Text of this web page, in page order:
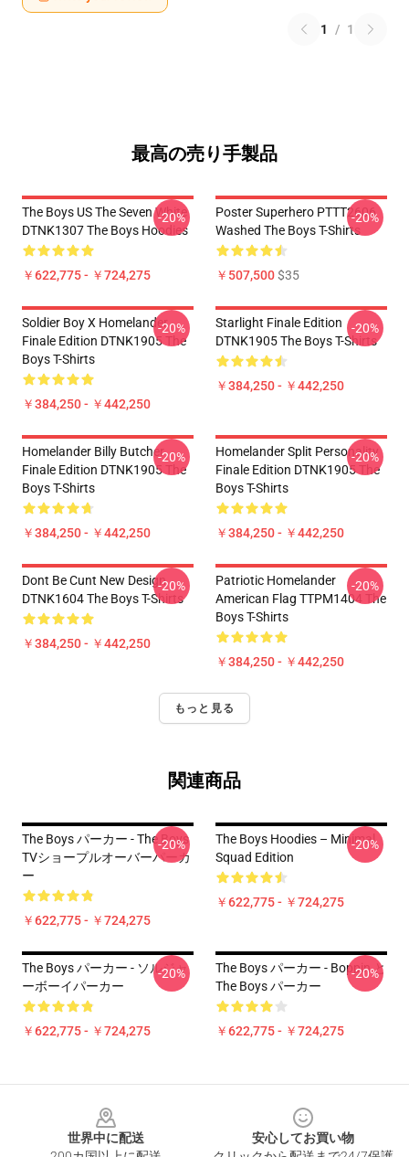
1 / 1
最高の売り手製品
The Boys US The Seven White
DTNK1307 The Boys Hoodies
￥622,775 - ￥724,275
-20%
Poster Superhero PTTT2606
Washed The Boys T-Shirts
￥507,500$35
-20%
Soldier Boy X Homelander
Finale Edition DTNK1905 The
Boys T-Shirts
￥384,250 - ￥442,250
-20%
Starlight Finale Edition
DTNK1905 The Boys T-Shirts
￥384,250 - ￥442,250
-20%
Homelander Billy Butcher
Finale Edition DTNK1905 The
Boys T-Shirts
￥384,250 - ￥442,250
-20%
Homelander Split Personality
Finale Edition DTNK1905 The
Boys T-Shirts
￥384,250 - ￥442,250
-20%
Dont Be Cunt New Design
DTNK1604 The Boys T-Shirts
￥384,250 - ￥442,250
-20%
Patriotic Homelander
American Flag TTPM1404 The
Boys T-Shirts
￥384,250 - ￥442,250
-20%
もっと見る
関連商品
The Boys パーカー - The Boys
TVショープルオーバーパーカ
ー
￥622,775 - ￥724,275
-20%
The Boys Hoodies – Minimal
Squad Edition
￥622,775 - ￥724,275
-20%
The Boys パーカー - ソルジャ
ーボーイパーカー
￥622,775 - ￥724,275
-20%
The Boys パーカー - Boppin と
The Boys パーカー
￥622,775 - ￥724,275
-20%
世界中に配送
安心してお買い物